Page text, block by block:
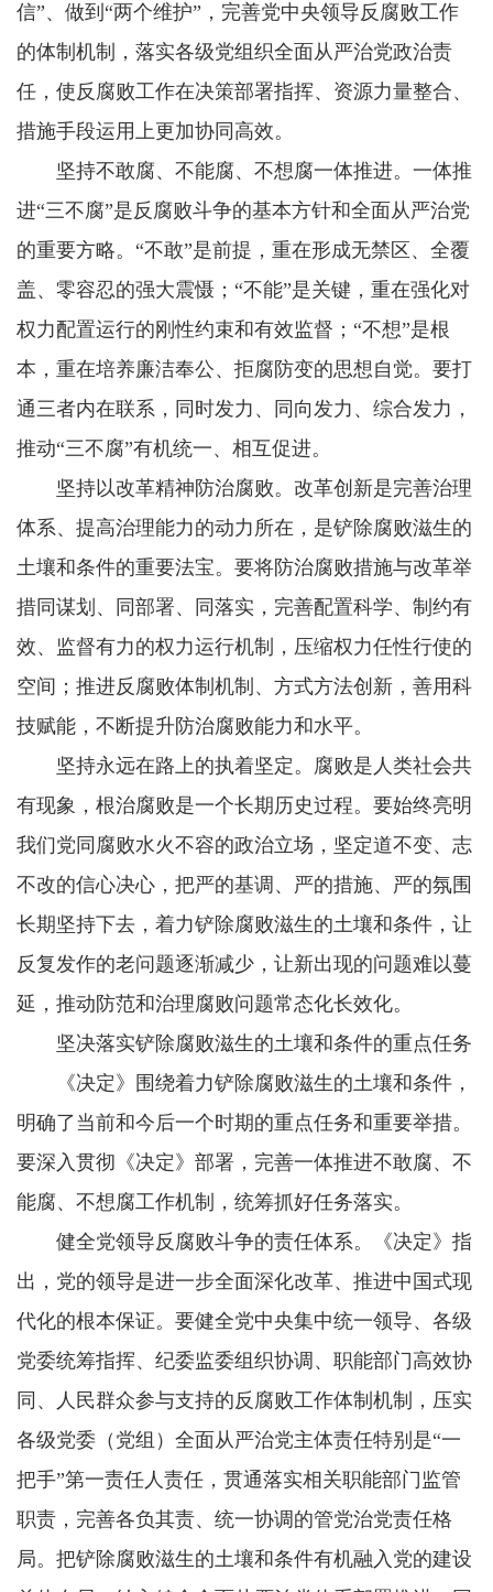
信”、做到“两个维护”，完善党中央领导反腐败工作
的体制机制，落实各级党组织全面从严治党政治责
任，使反腐败工作在决策部署指挥、资源力量整合、
措施手段运用上更加协同高效。
坚持不敢腐、不能腐、不想腐一体推进。一体推
进“三不腐”是反腐败斗争的基本方针和全面从严治党
的重要方略。“不敢”是前提，重在形成无禁区、全覆
盖、零容忍的强大震慑；“不能”是关键，重在强化对
权力配置运行的刚性约束和有效监督；“不想”是根
本，重在培养廉洁奉公、拒腐防变的思想自觉。要打
通三者内在联系，同时发力、同向发力、综合发力，
推动“三不腐”有机统一、相互促进。
坚持以改革精神防治腐败。改革创新是完善治理
体系、提高治理能力的动力所在，是铲除腐败滋生的
土壤和条件的重要法宝。要将防治腐败措施与改革举
措同谋划、同部署、同落实，完善配置科学、制约有
效、监督有力的权力运行机制，压缩权力任性行使的
空间；推进反腐败体制机制、方式方法创新，善用科
技赋能，不断提升防治腐败能力和水平。
坚持永远在路上的执着坚定。腐败是人类社会共
有现象，根治腐败是一个长期历史过程。要始终亮明
我们党同腐败水火不容的政治立场，坚定道不变、志
不改的信心决心，把严的基调、严的措施、严的氛围
长期坚持下去，着力铲除腐败滋生的土壤和条件，让
反复发作的老问题逐渐减少，让新出现的问题难以蔓
延，推动防范和治理腐败问题常态化长效化。
坚决落实铲除腐败滋生的土壤和条件的重点任务
《决定》围绕着力铲除腐败滋生的土壤和条件，
明确了当前和今后一个时期的重点任务和重要举措。
要深入贯彻《决定》部署，完善一体推进不敢腐、不
能腐、不想腐工作机制，统筹抓好任务落实。
健全党领导反腐败斗争的责任体系。《决定》指
出，党的领导是进一步全面深化改革、推进中国式现
代化的根本保证。要健全党中央集中统一领导、各级
党委统筹指挥、纪委监委组织协调、职能部门高效协
同、人民群众参与支持的反腐败工作体制机制，压实
各级党委（党组）全面从严治党主体责任特别是“一
把手”第一责任人责任，贯通落实相关职能部门监管
职责，完善各负其责、统一协调的管党治党责任格
局。把铲除腐败滋生的土壤和条件有机融入党的建设